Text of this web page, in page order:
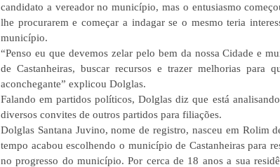
candidato a vereador no município, mas o entusiasmo
lhe procurarem e começar a indagar se o mesmo teria
município.
“Penso eu que devemos zelar pelo bem da nossa Cidade e
de Castanheiras, buscar recursos e trazer melhorias para
aconchegante” explicou Dolglas.
Falando em partidos políticos, Dolglas diz que está
diversos convites de outros partidos para filiações.
Dolglas Santana Juvino, nome de registro, nasceu em Rolim
tempo acabou escolhendo o município de Castanheiras para
no progresso do município. Por cerca de 18 anos a sua